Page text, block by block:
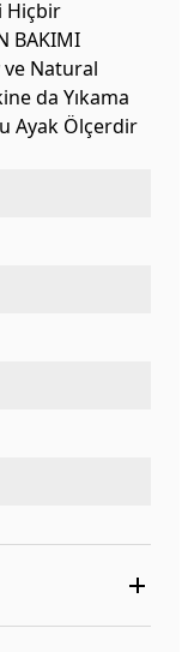
Hiçbir
BAKIMI
Natural
da Yıkama
Ayak Ölçerdir